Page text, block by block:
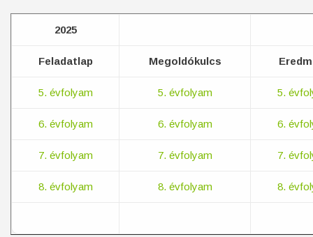
2025
Feladatlap Megoldókulcs
5. évfolyam 5. évfolyam 5.
6. évfolyam 6. évfolyam 6.
7. évfolyam 7. évfolyam 7.
8. évfolyam 8. évfolyam 8.